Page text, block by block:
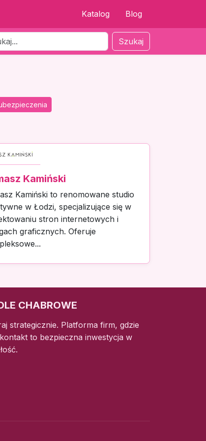
Katalog Blog
Szukaj
Kamiński
Kamiński to renomowane studio
w Łodzi, specjalizujące się w
stron internetowych i
graficznych. Oferuje
CHABROWE
strategicznie. Platforma firm, gdzie
to bezpieczna inwestycja w